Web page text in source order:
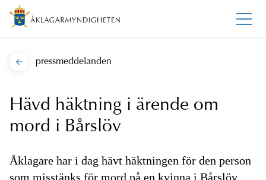
pressmeddelanden
Hävd häktning i ärende om
mord i Bårslöv
Åklagare har i dag hävt häktningen för den person
som misstänks för mord på en kvinna i Bårslöv